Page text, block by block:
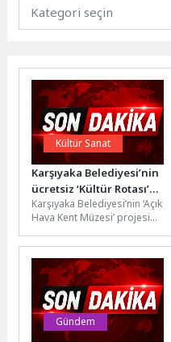
Kültür Sanat
Karşıyaka Belediyesi’nin
ücretsiz ‘Kültür Rotası’
turlarına büyük ilgi
Karşıyaka Belediyesi’nin ‘Açık
Hava Kent Müzesi’ projesi
düzenlediği rehberli tur
programları büyük...
Gündem